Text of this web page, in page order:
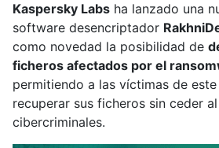
Kaspersky Labs ha lanzado una
software desencriptador
como novedad la posibilidad de
ficheros afectados por el
permitiendo a las víctimas de
recuperar sus ficheros sin ceder
cibercriminales.